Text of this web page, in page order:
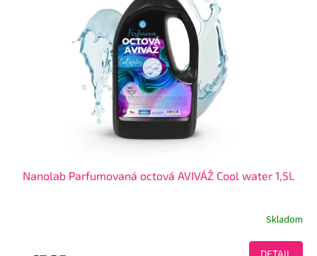
Nanolab Parfumovaná octová AVIVÁŽ Cool water 1,5L
Skladom
DETAIL